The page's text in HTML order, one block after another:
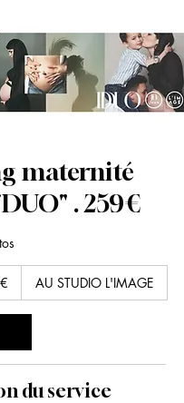
maternité
. 259€
AU STUDIO L'IMAGE
du service